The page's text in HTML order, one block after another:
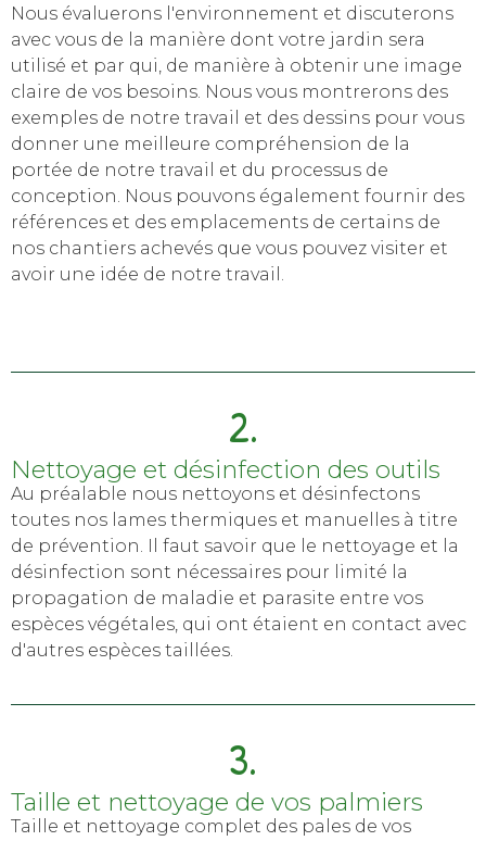
Nous évaluerons l'environnement et discuterons
avec vous de la manière dont votre jardin sera
utilisé et par qui, de manière à obtenir une image
claire de vos besoins. Nous vous montrerons des
exemples de notre travail et des dessins pour vous
donner une meilleure compréhension de la
portée de notre travail et du processus de
conception. Nous pouvons également fournir des
références et des emplacements de certains de
nos chantiers achevés que vous pouvez visiter et
avoir une idée de notre travail.
2.
Nettoyage et désinfection des outils
Au préalable nous nettoyons et désinfectons
toutes nos lames thermiques et manuelles à titre
de prévention. Il faut savoir que le nettoyage et la
désinfection sont nécessaires pour limité la
propagation de maladie et parasite entre vos
espèces végétales, qui ont étaient en contact avec
d'autres espèces taillées.
3.
Taille et nettoyage de vos palmiers
Taille et nettoyage complet des pales de vos